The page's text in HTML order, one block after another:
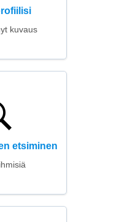
kuvaus
etsiminen